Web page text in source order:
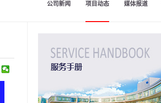
公司新闻 项目动态 媒体报道